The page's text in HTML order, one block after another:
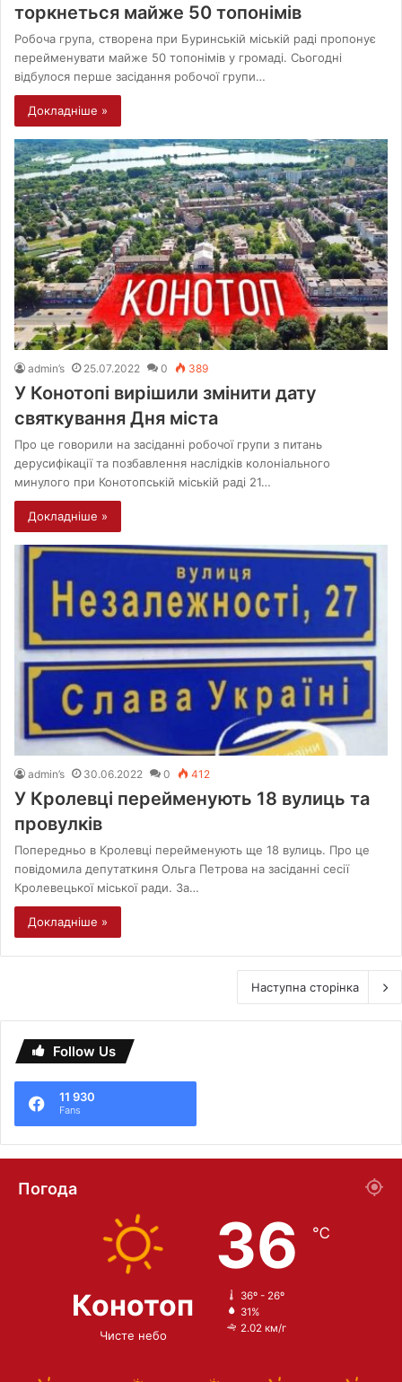
торкнеться майже 50 топонімів
Робоча група, створена при Буринській міській раді пропонує
перейменувати майже 50 топонімів у громаді. Сьогодні
відбулося перше засідання робочої групи…
Докладніше »
admin’s 25.07.2022 0 389
У Конотопі вирішили змінити дату
святкування Дня міста
Про це говорили на засіданні робочої групи з питань
дерусифікації та позбавлення наслідків колоніального
минулого при Конотопській міській раді 21…
Докладніше »
admin’s 30.06.2022 0 412
У Кролевці перейменують 18 вулиць та
провулків
Попередньо в Кролевці перейменують ще 18 вулиць. Про це
повідомила депутаткиня Ольга Петрова на засіданні сесії
Кролевецької міської ради. За…
Докладніше »
Наступна сторінка
Follow Us
11 930
Fans
Погода
Конотоп
Чисте небо
36 ℃
36º - 26º
31%
2.02 км/г